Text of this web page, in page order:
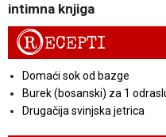
intimna knjiga
RECEPTI
Domaći sok od bazge
Burek (bosanski) za 1
Drugačija svinjska jetrica